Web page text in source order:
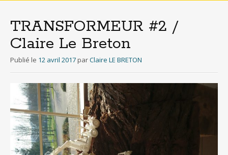
principal
TRANSFORMEUR #2 /
Claire Le Breton
Publié le 12 avril 2017 parClaire LE BRETON